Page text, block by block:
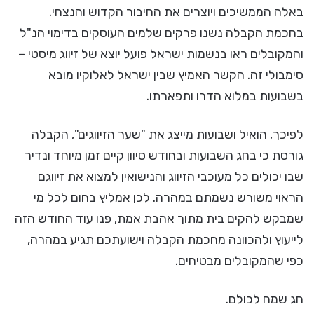
באלה הממשיכים ויוצרים את החיבור הקדוש והנצחי.
בחכמת הקבלה נשנו פרקים שלמים העוסקים בדימוי הנ"ל
והמקובלים ראו בנשמות ישראל פועל יוצא של זיווג מיסטי –
סימבולי זה. הקשר האמיץ שבין ישראל לאלוקיו מובא
בשבועות במלוא הדרו ותפארתו.
לפיכך, הואיל ושבועות מייצג את "שער הזיווגים", הקבלה
גורסת כי בחג השבועות ובחודש סיוון קיים זמן מיוחד ונדיר
שבו יכולים כל מעוכבי הזיווג והנישואין למצוא את זיווגם
הראוי משורש נשמתם במהרה. לכן אמליץ בחום לכל מי
שמבקש להקים בית מתוך אהבת אמת, פנו עוד החודש הזה
לייעוץ ולהכוונה מחכמת הקבלה וישועתכם תגיע במהרה,
כפי שהמקובלים מבטיחים.
חג שמח לכולם.